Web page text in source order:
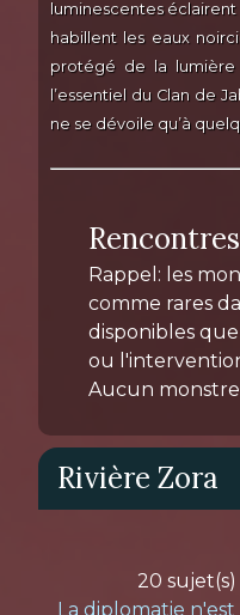
luminescentes
habillent les eaux
protégé de la lumière
l’essentiel du Clan de
ne se dévoile qu’à
Rappel: les
comme rares
disponibles
ou
Aucun
Rivière Zora
20 sujet(s)
La diplomatie